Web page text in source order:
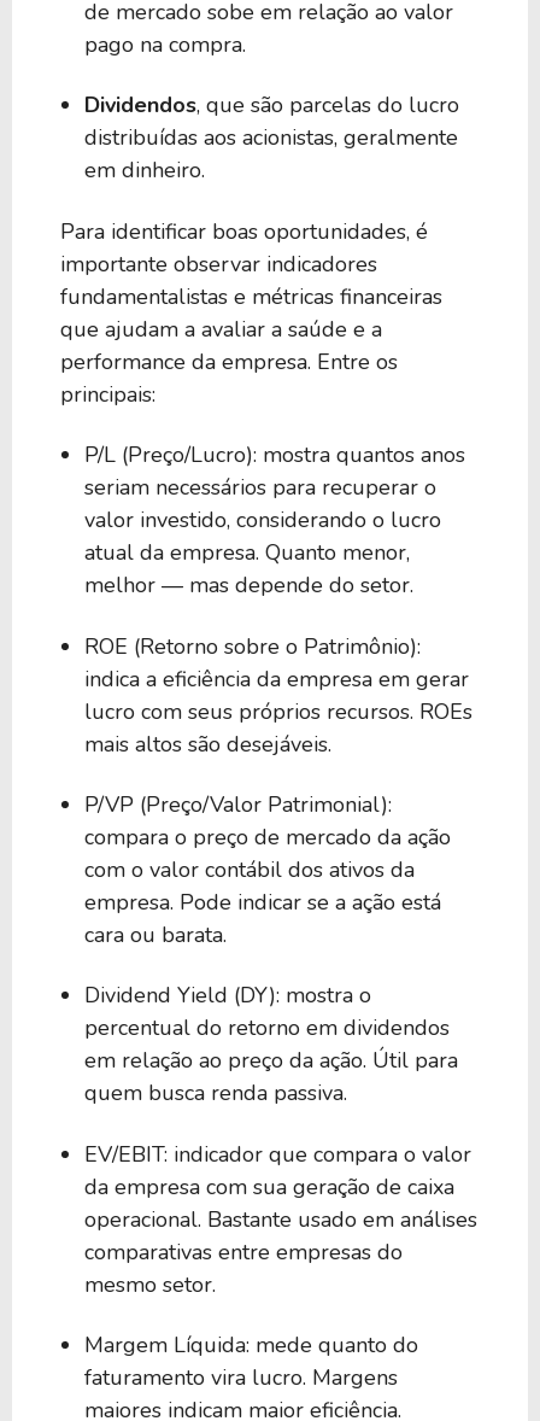
de mercado sobe em relação ao valor
pago na compra.
Dividendos, que são parcelas do lucro
distribuídas aos acionistas, geralmente
em dinheiro.
Para identificar boas oportunidades, é
importante observar indicadores
fundamentalistas e métricas financeiras
que ajudam a avaliar a saúde e a
performance da empresa. Entre os
principais:
P/L (Preço/Lucro): mostra quantos anos
seriam necessários para recuperar o
valor investido, considerando o lucro
atual da empresa. Quanto menor,
melhor — mas depende do setor.
ROE (Retorno sobre o Patrimônio):
indica a eficiência da empresa em gerar
lucro com seus próprios recursos. ROEs
mais altos são desejáveis.
P/VP (Preço/Valor Patrimonial):
compara o preço de mercado da ação
com o valor contábil dos ativos da
empresa. Pode indicar se a ação está
cara ou barata.
Dividend Yield (DY): mostra o
percentual do retorno em dividendos
em relação ao preço da ação. Útil para
quem busca renda passiva.
EV/EBIT: indicador que compara o valor
da empresa com sua geração de caixa
operacional. Bastante usado em análises
comparativas entre empresas do
mesmo setor.
Margem Líquida: mede quanto do
faturamento vira lucro. Margens
maiores indicam maior eficiência.